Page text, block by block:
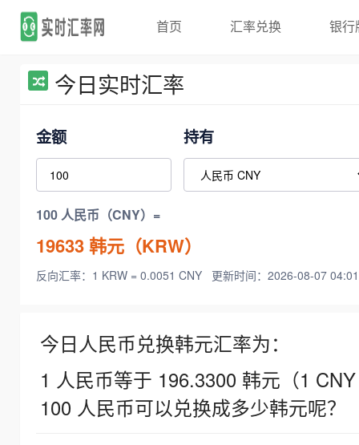
首页 汇率兑换 银行
今日实时汇率
金额 持有
100 人民币（CNY）=
19633韩元（KRW）
反向汇率：1 KRW = 0.0051 CNY 更新时间：2026-08-07
今日人民币兑换韩元汇率为：
1 人民币等于 196.3300 韩元（1
100 人民币可以兑换成多少韩元呢？